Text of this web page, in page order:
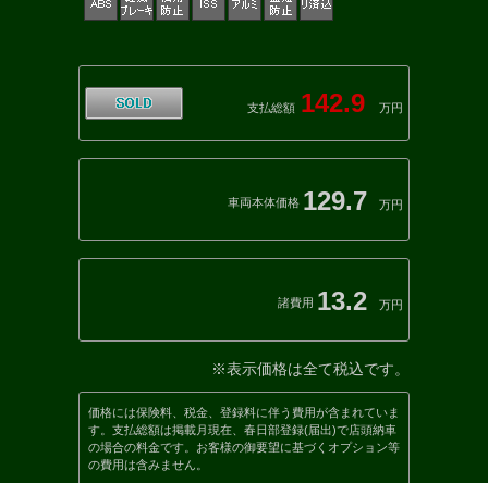
支払総額 142.9 万円
車両本体価格 129.7 万円
諸費用 13.2 万円
※表示価格は全て税込です。
価格には保険料、税金、登録料に伴う費用が含まれていま
す。支払総額は掲載月現在、春日部登録(届出)で店頭納車
の場合の料金です。お客様の御要望に基づくオプション等
の費用は含みません。